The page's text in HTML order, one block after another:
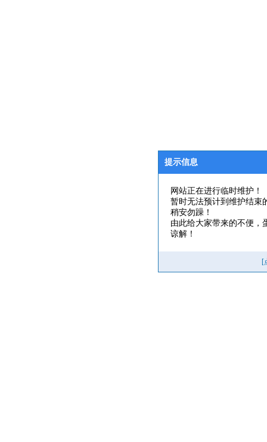
提示信息
网站正在进行临时维护！
暂时无法预计到维护结束
稍安勿躁！
由此给大家带来的不便，
谅解！
[